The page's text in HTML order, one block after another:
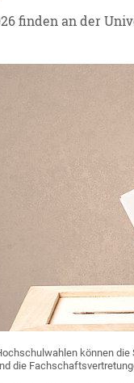
finden an der
können
die